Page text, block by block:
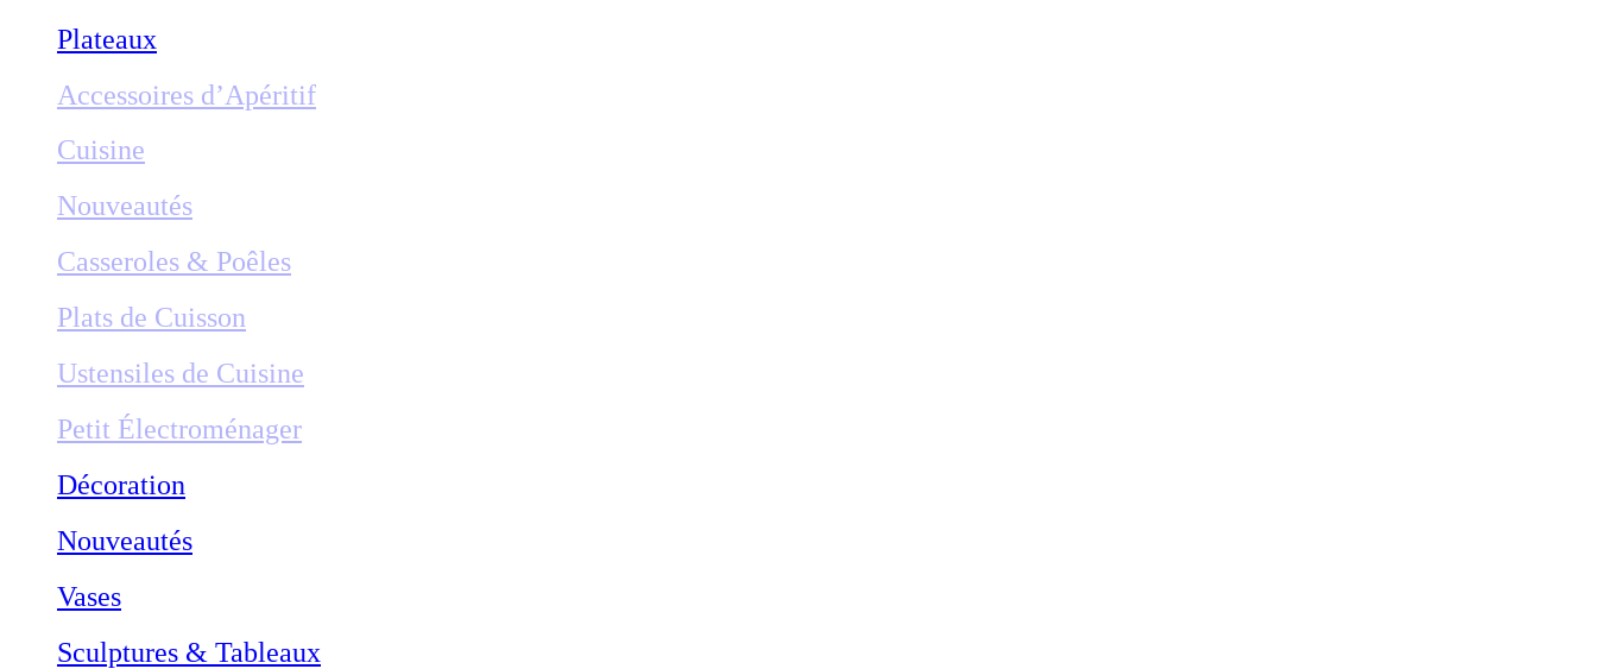
Plateaux
Accessoires d’Apéritif
Cuisine
Nouveautés
Casseroles & Poêles
Plats de Cuisson
Ustensiles de Cuisine
Petit Électroménager
Décoration
Nouveautés
Vases
Sculptures & Tableaux